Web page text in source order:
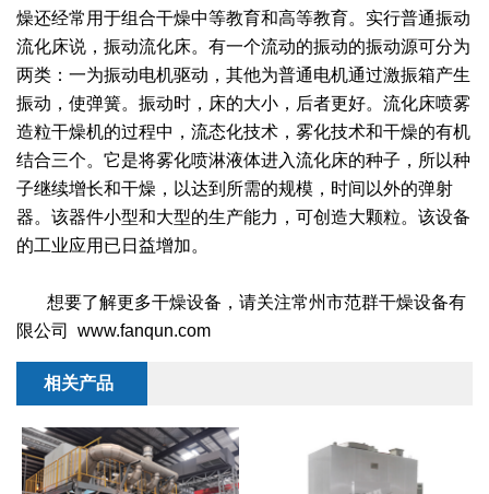
燥还经常用于组合干燥中等教育和高等教育。实行普通振动
流化床说，振动流化床。有一个流动的振动的振动源可分为
两类：一为振动电机驱动，其他为普通电机通过激振箱产生
振动，使弹簧。振动时，床的大小，后者更好。流化床喷雾
造粒干燥机的过程中，流态化技术，雾化技术和干燥的有机
结合三个。它是将雾化喷淋液体进入流化床的种子，所以种
子继续增长和干燥，以达到所需的规模，时间以外的弹射
器。该器件小型和大型的生产能力，可创造大颗粒。该设备
的工业应用已日益增加。
想要了解更多干燥设备，请关注常州市范群干燥设备有
限公司 www.fanqun.com
相关产品